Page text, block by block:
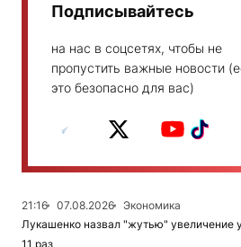
Подписывайтесь
на нас в соцсетях, чтобы не
пропустить важные новости
это безопасно для вас)
21:16 07.08.2026
Экономика
Лукашенко назвал "жутью" увеличение
11 раз